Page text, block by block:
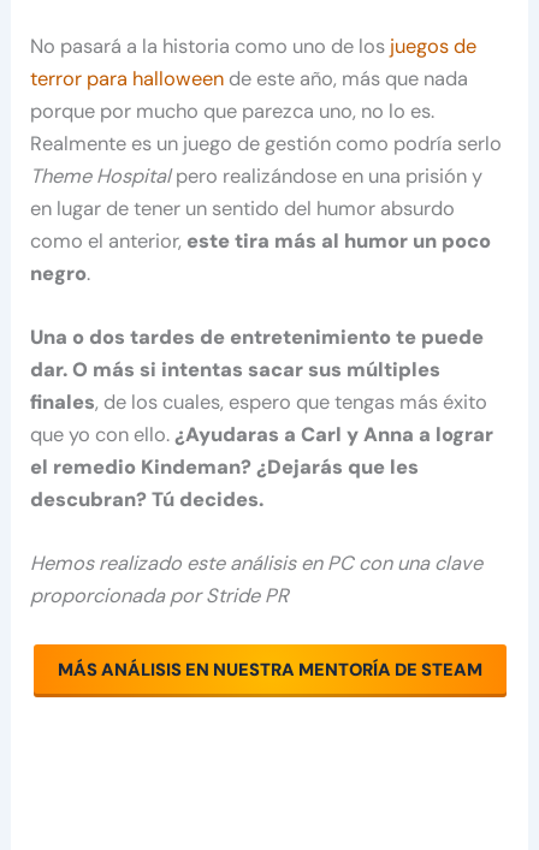
No pasará a la historia como uno de los juegos de
terror para halloween de este año, más que nada
porque por mucho que parezca uno, no lo es.
Realmente es un juego de gestión como podría serlo
Theme Hospitalpero realizándose en una prisión y
en lugar de tener un sentido del humor absurdo
como el anterior, este tira más al humor un poco
negro.
Una o dos tardes de entretenimiento te puede
dar. O más si intentas sacar sus múltiples
finales, de los cuales, espero que tengas más éxito
que yo con ello.¿Ayudaras a Carl y Anna a lograr
el remedio Kindeman? ¿Dejarás que les
descubran? Tú decides.
Hemos realizado este análisis en PC con una clave
proporcionada por Stride PR
MÁS ANÁLISIS EN NUESTRA MENTORÍA DE STEAM